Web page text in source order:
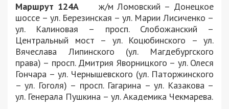
Маршрут 124Аж/м Ломовский – Донецкое
шоссе – ул. Березинская – ул. Марии Лисиченко –
ул. Калиновая – просп. Слобожанский –
Центральный мост – ул. Коцюбинского – ул.
Вячеслава Липинского (ул. Магдебургского
права) – просп. Дмитрия Яворницкого – ул. Олеся
Гончара – ул. Чернышевского (ул. Паторжинского
– ул. Гоголя) – просп. Гагарина – ул. Казакова –
ул. Генерала Пушкина – ул. Академика Чекмарева.